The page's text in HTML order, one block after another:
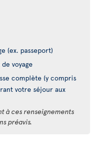
(ex. passeport)
voyage
complète (y compris
votre séjour aux
à ces renseignements
préavis.